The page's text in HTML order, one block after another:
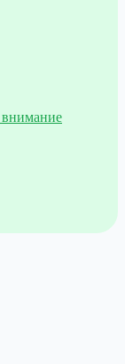
внимание